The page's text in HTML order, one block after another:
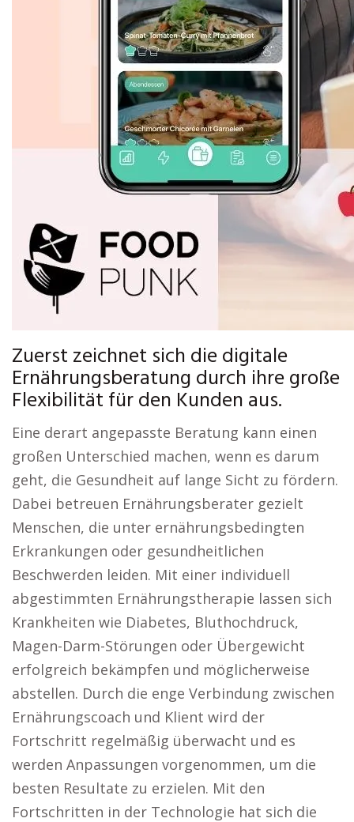
Zuerst zeichnet sich die digitale
Ernährungsberatung durch ihre große
Flexibilität für den Kunden aus.
Eine derart angepasste Beratung kann einen
großen Unterschied machen, wenn es darum
geht, die Gesundheit auf lange Sicht zu fördern.
Dabei betreuen Ernährungsberater gezielt
Menschen, die unter ernährungsbedingten
Erkrankungen oder gesundheitlichen
Beschwerden leiden. Mit einer individuell
abgestimmten Ernährungstherapie lassen sich
Krankheiten wie Diabetes, Bluthochdruck,
Magen-Darm-Störungen oder Übergewicht
erfolgreich bekämpfen und möglicherweise
abstellen. Durch die enge Verbindung zwischen
Ernährungscoach und Klient wird der
Fortschritt regelmäßig überwacht und es
werden Anpassungen vorgenommen, um die
besten Resultate zu erzielen. Mit den
Fortschritten in der Technologie hat sich die